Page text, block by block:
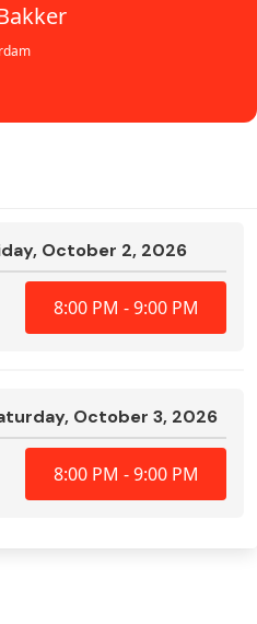
October 2, 2026
8:00 PM - 9:00 PM
October 3, 2026
8:00 PM - 9:00 PM